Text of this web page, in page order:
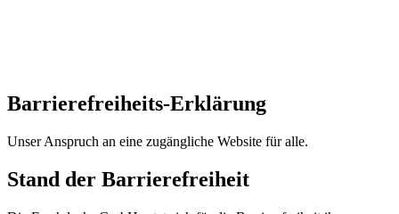
Barrierefreiheits-Erklärung
Unser Anspruch an eine zugängliche Website für alle.
Stand der Barrierefreiheit